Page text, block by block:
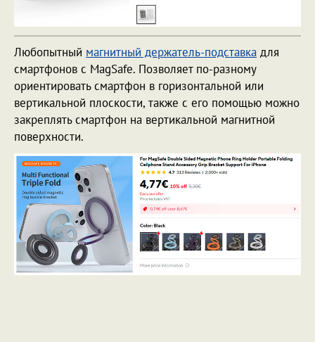
Любопытный магнитный держатель-подставка для
смартфонов с MagSafe. Позволяет по-разному
ориентировать смартфон в горизонтальной или
вертикальной плоскости, также с его помощью можно
закреплять смартфон на вертикальной магнитной
поверхности.